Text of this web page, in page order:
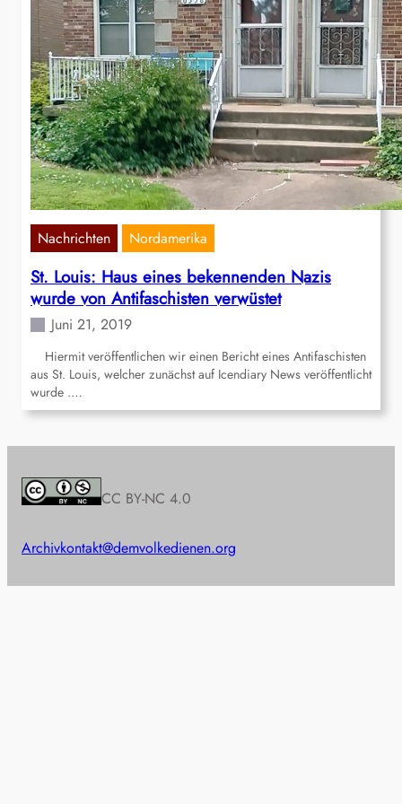
Nachrichten Nordamerika
St. Louis: Haus eines bekennenden Nazis
wurde von Antifaschisten verwüstet
Juni 21, 2019
Hiermit veröffentlichen wir einen Bericht eines Antifaschisten
aus St. Louis, welcher zunächst auf Icendiary News veröffentlicht
wurde .…
CC BY-NC 4.0
Archivkontakt@demvolkedienen.org